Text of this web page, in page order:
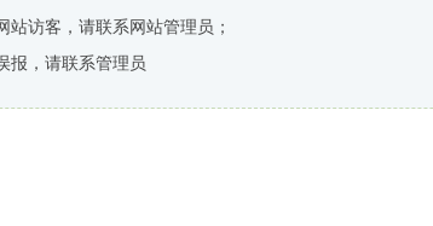
站访客，请联系网站管理员；
报，请联系管理员